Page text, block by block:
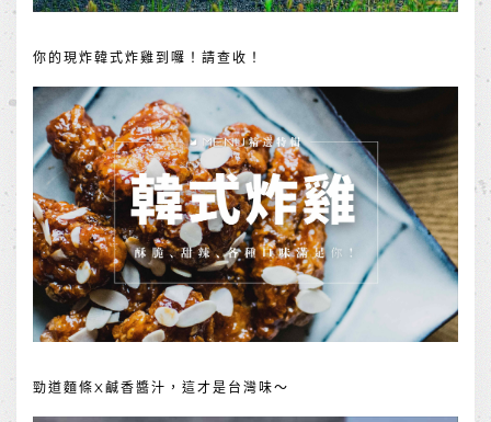
你的現炸韓式炸雞到囉！請查收！
勁道麵條X鹹香醬汁，這才是台灣味～